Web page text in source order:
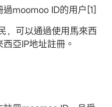
moomoo ID的用户[1]
，可以通過使用馬來西
亞IP地址註冊。